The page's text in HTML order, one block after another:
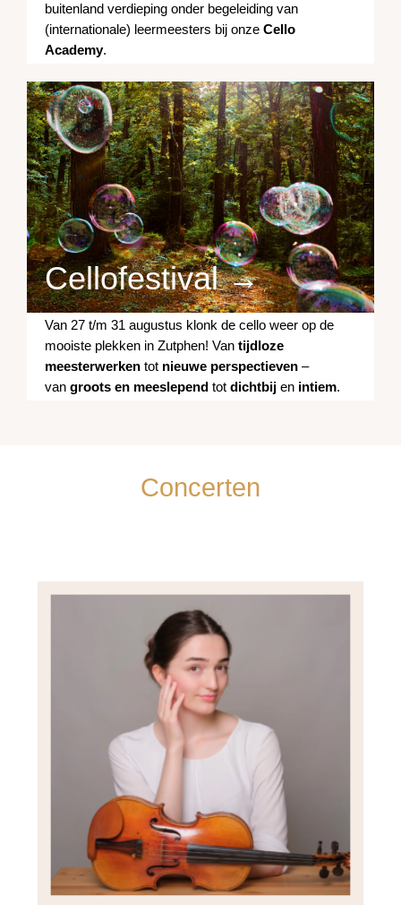
buitenland verdieping onder begeleiding van
(internationale) leermeesters bij onze Cello
Academy.
Cellofestival →
Van 27 t/m 31 augustus klonk de cello weer op de
mooiste plekken in Zutphen! Van tijdloze
meesterwerken tot nieuwe perspectieven –
van groots en meeslepend tot dichtbij en intiem.
Concerten